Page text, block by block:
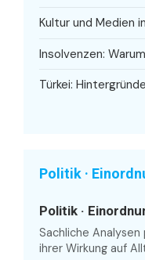
Kultur und Medien
Insolvenzen:
Türkei:
Politik ·
Politik ·
Sachliche
ihrer Wirkung auf